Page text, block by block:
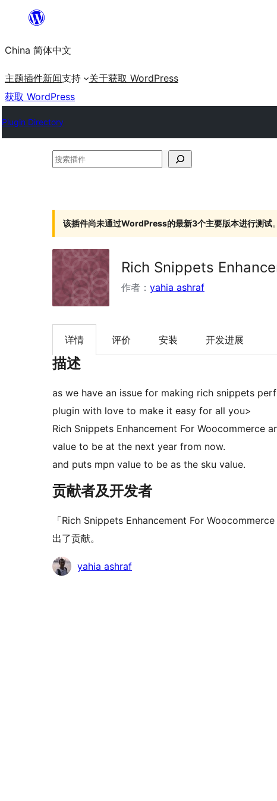
内
容
China 简体中文
主题插件新闻支持 关于获取 WordPress
获取 WordPress
Plugin Directory
搜
件
该插件尚未通过WordPress的最新3个主要版本进行测试
Rich Snippets
作者： yahia ashraf
详情 评价 安装 开发进展
描述
as we have an issue for making rich snippets
plugin with love to make it easy for all you>
Rich Snippets Enhancement For Woocommerce
value to be at the next year from now.
and puts mpn value to be as the sku value.
贡献者及开发者
「Rich Snippets Enhancement For
出了贡献。
贡
yahia ashraf